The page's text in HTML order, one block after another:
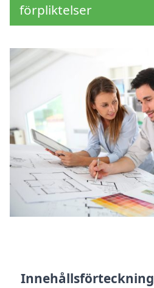
förpliktelser
Innehållsförteckning